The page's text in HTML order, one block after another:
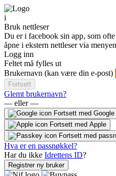
i
Bruk nettleser
Du er i facebook sin app, som
åpne i ekstern nettleser via
Logg inn
Feltet må fylles ut
Brukernavn (kan være din e-post)
Fortsett
Glemt brukernavn?
— eller —
Fortsett med Google
Fortsett med Apple
Fortsett med
Hva er en passnøkkel?
Har du ikke Idrettens ID?
Registrer ny bruker